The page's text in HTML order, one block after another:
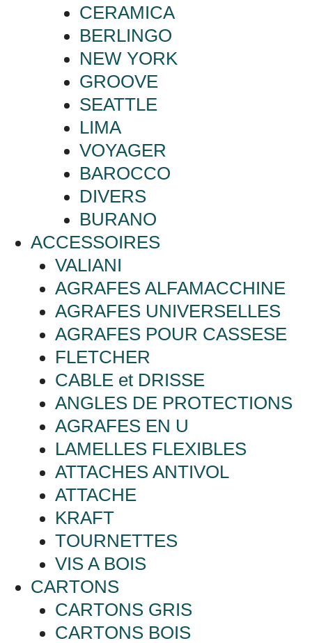
CERAMICA
BERLINGO
NEW YORK
GROOVE
SEATTLE
LIMA
VOYAGER
BAROCCO
DIVERS
BURANO
ACCESSOIRES
VALIANI
AGRAFES ALFAMACCHINE
AGRAFES UNIVERSELLES
AGRAFES POUR CASSESE
FLETCHER
CABLE et DRISSE
ANGLES DE PROTECTIONS
AGRAFES EN U
LAMELLES FLEXIBLES
ATTACHES ANTIVOL
ATTACHE
KRAFT
TOURNETTES
VIS A BOIS
CARTONS
CARTONS GRIS
CARTONS BOIS